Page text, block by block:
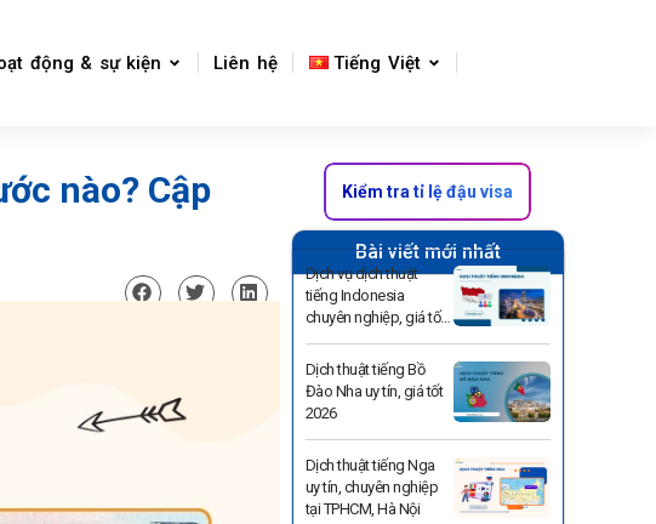
động & sự kiện Liên hệ Tiếng Việt
nào? Cập
Kiểm tra tỉ lệ đậu visa
Bài viết mới nhất
Dịch vụ dịch thuật
tiếng Indonesia
chuyên nghiệp, giá tốt
Dịch thuật tiếng Bồ
Đào Nha uy tín, giá tốt
2026
Dịch thuật tiếng Nga
uy tín, chuyên nghiệp
tại TPHCM, Hà Nội